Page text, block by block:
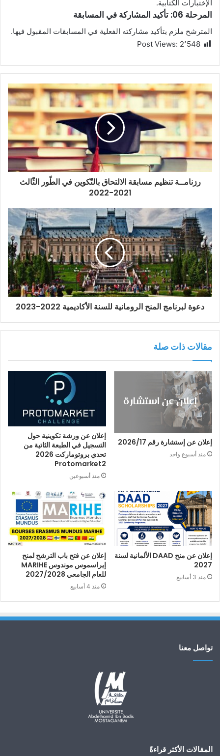
الإختبارات الكتابية.
المرحلة 06: تأكيد المشاركة في المسابقة
المترشح ملزم بتأكيد مشاركته الفعلية في المسابقات المقبول فيها.
Post Views: 2٬548
رزنامــة تنظيم مسابقة الالتحاق بالتّكوين في الطّور الثّالث
2021-2022
دعوة لبرنامج المنح الرومانية للسنة الأكاديمية 2022-2023
مقالات ذات صلة
إعلان عن إستشارة رقم 2026/17
منذ أسبوع واحد
إعلان عن ورشة تكوينية حول
التسجيل في الطبعة الثاتية من
تحدي بروتوماركت 2026
Protomarket2
منذ أسبوعين
إعلان عن منح DAAD الألمانية لسنة
2027
منذ 3 أسابيع
إعلان عن فتح باب الترشح لمنح
إيراسموس موندوس MARIHE
للعام الجامعي 2027/2028
منذ 4 أسابيع
تواصل معنا
المقالات الأكثر قراءةً